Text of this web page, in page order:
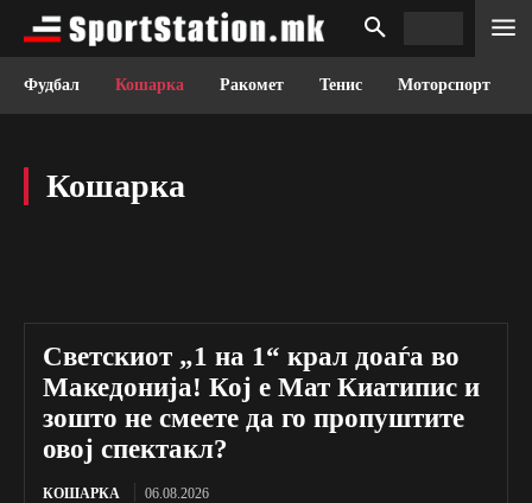
Фудбал Кошарка Ракомет Тенис Моторспорт
Кошарка
Светскиот „1 на 1“ крал доаѓа во
Македонија! Кој е Мат Киатипис и
зошто не смеете да го пропуштите
овој спектакл?
КОШАРКА 06.08.2026